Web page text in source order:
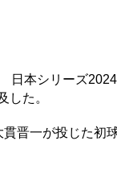
本シリーズ
した。
晋一が投じた初